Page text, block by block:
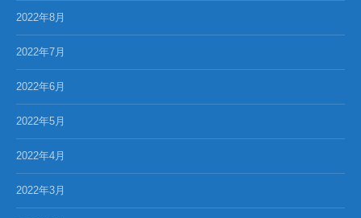
2022年8月
2022年7月
2022年6月
2022年5月
2022年4月
2022年3月